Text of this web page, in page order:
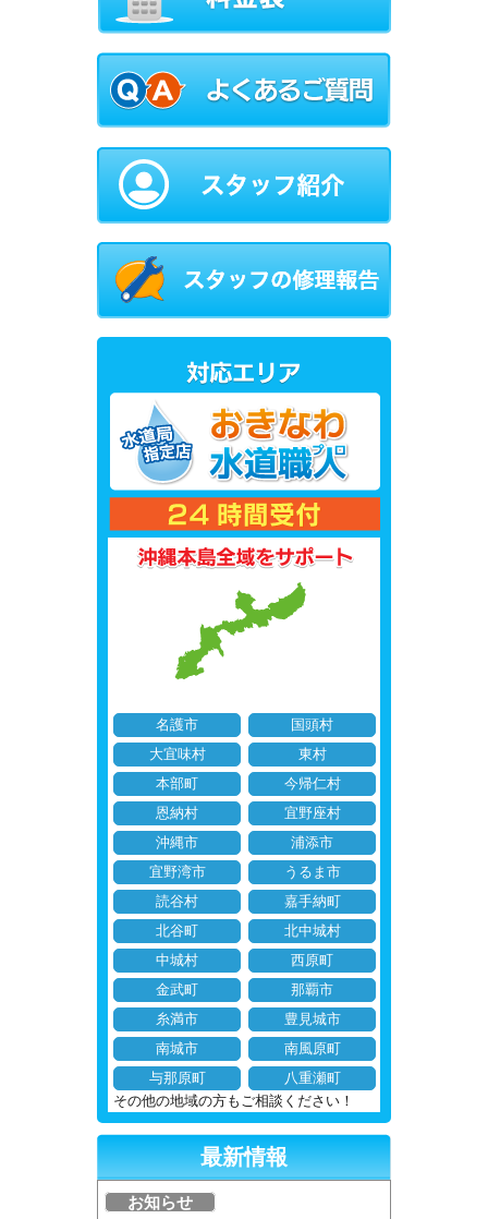
名護市
国頭村
大宜味村
東村
本部町
今帰仁村
恩納村
宜野座村
沖縄市
浦添市
宜野湾市
うるま市
読谷村
嘉手納町
北谷町
北中城村
中城村
西原町
金武町
那覇市
糸満市
豊見城市
南城市
南風原町
与那原町
八重瀬町
その他の地域の方もご相談ください！
最新情報
お知らせ